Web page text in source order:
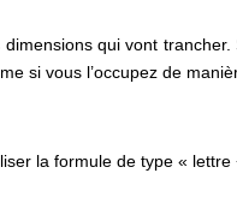
qui vont
si vous l’occupez de
la formule de type « lettre